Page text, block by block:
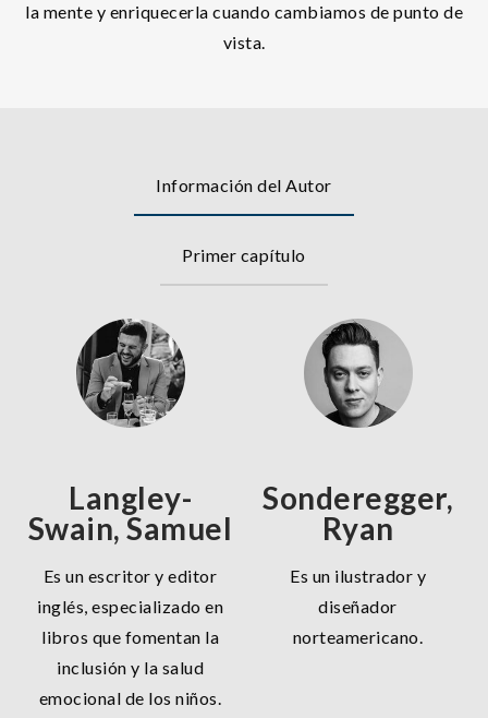
la mente y enriquecerla cuando cambiamos de punto de
vista.
Información del Autor
Primer capítulo
Langley-
Swain, Samuel
Es un escritor y editor
inglés, especializado en
libros que fomentan la
inclusión y la salud
emocional de los niños.
Sonderegger,
Ryan
Es un ilustrador y
diseñador
norteamericano.